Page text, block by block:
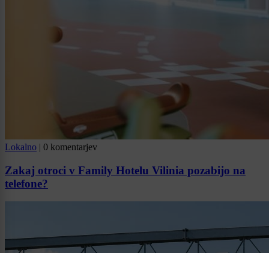
Lokalno | 0 komentarjev
Zakaj otroci v Family Hotelu Vilinia pozabijo na
telefone?